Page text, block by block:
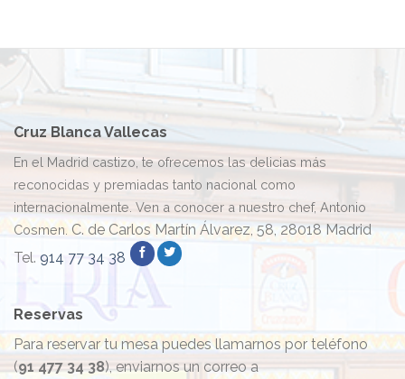
Cruz Blanca Vallecas
En el Madrid castizo, te ofrecemos las delicias más
reconocidas y premiadas tanto nacional como
internacionalmente. Ven a conocer a nuestro chef, Antonio
Cosmen. C. de Carlos Martín Álvarez, 58, 28018 Madrid
Tel. 914 77 34 38
Reservas
Para reservar tu mesa puedes llamarnos por teléfono
(91 477 34 38), enviarnos un correo a